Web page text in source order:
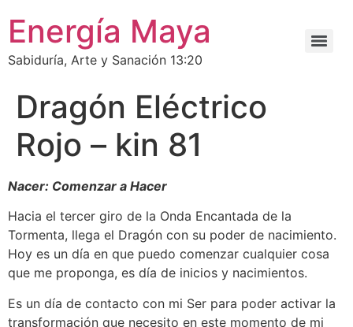
Energía Maya
Sabiduría, Arte y Sanación 13:20
Dragón Eléctrico
Rojo – kin 81
Nacer: Comenzar a Hacer
Hacia el tercer giro de la Onda Encantada de la
Tormenta, llega el Dragón con su poder de nacimiento.
Hoy es un día en que puedo comenzar cualquier cosa
que me proponga, es día de inicios y nacimientos.
Es un día de contacto con mi Ser para poder activar la
transformación que necesito en este momento de mi